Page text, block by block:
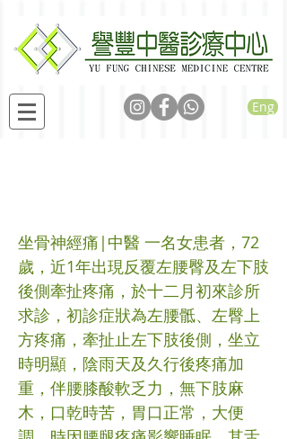
Eng
坐骨神經痛|中醫 一名女患者，72
歲，近1年出現反覆左腰臀及左下肢
後側牽扯疼痛，於十二月初來診所
求診，初診症狀為左腰骶、左臀上
方疼痛，牽扯止左下肢後側，坐立
時明顯，陰雨天及久行後疼痛加
重，伴腰膝酸軟乏力，無下肢麻
木，口乾時苦，胃口正常，大便